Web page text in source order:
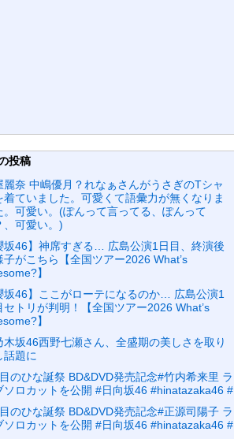
投稿
麗奈 中嶋優月？れなぁさんがうさぎのTシャ
着ていました。可愛くて語彙力が無くなりま
。可愛い。(ぽんって言ってる、ぽんって
、可愛い。)⁡
坂46】神席すぎる… 広島公演1日目、終演後
子がこちら【全国ツアー2026 What’s
】
坂46】ここがローテになるのか… 広島公演1
セトリが判明！【全国ツアー2026 What’s
】
木坂46西野七瀬さん、全盛期の美しさを取り
話題に
のひな誕祭 BD&DVD発売記念#竹内希来里 ラ
ソロカットを公開 #日向坂46 #hinatazaka46 #
のひな誕祭 BD&DVD発売記念#正源司陽子 ラ
ソロカットを公開 #日向坂46 #hinatazaka46 #